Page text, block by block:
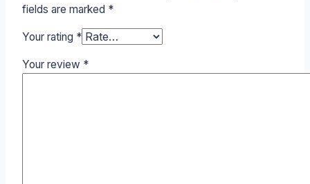
fields are marked *
Your rating *
Your review *